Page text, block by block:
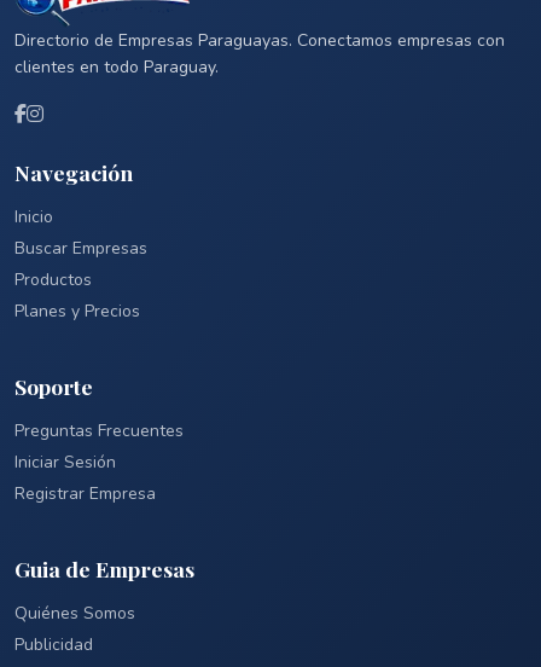
Directorio de Empresas Paraguayas. Conectamos empresas con
clientes en todo Paraguay.
Navegación
Inicio
Buscar Empresas
Productos
Planes y Precios
Soporte
Preguntas Frecuentes
Iniciar Sesión
Registrar Empresa
Guia de Empresas
Quiénes Somos
Publicidad